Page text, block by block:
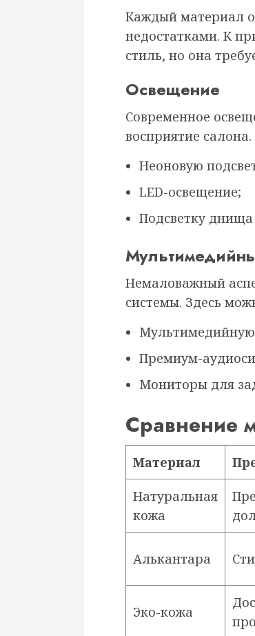
Каждый материал
недостатками. К
стиль, но она
Освещение
Современное
восприятие
Неоновую
LED-освещение;
Подсветку днища
Немаловажный
системы. Здесь
Мультимедийную
Премиум-
Мониторы для
Сравнение
Материал
Натуральная
кожа
Алькантара
Эко-кожа